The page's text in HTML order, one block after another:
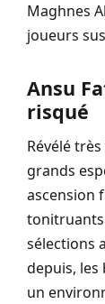
Maghnes
joueurs
Ansu
risqué
Révélé
grands
ascension
tonitruants
sélections
depuis,
un